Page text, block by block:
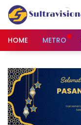
Langsung
konten
HOME
METRO